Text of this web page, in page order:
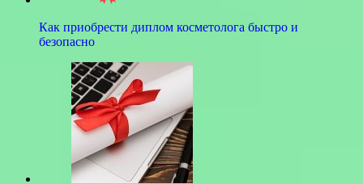
Как приобрести диплом косметолога быстро и
безопасно